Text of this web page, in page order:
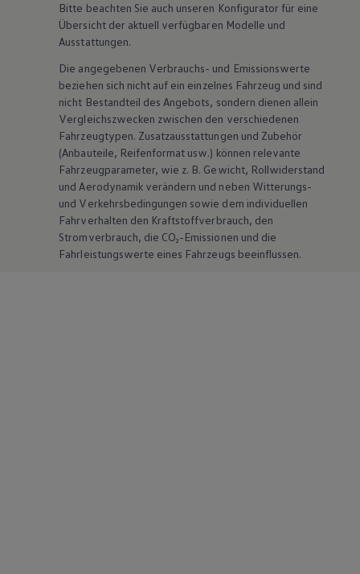
Bitte beachten Sie auch unseren Konfigurator für eine
Übersicht der aktuell verfügbaren Modelle und
Ausstattungen.
Die angegebenen Verbrauchs- und Emissionswerte
beziehen sich nicht auf ein einzelnes Fahrzeug und sind
nicht Bestandteil des Angebots, sondern dienen allein
Vergleichszwecken zwischen den verschiedenen
Fahrzeugtypen. Zusatzausstattungen und Zubehör
(Anbauteile, Reifenformat usw.) können relevante
Fahrzeugparameter, wie z. B. Gewicht, Rollwiderstand
und Aerodynamik verändern und neben Witterungs-
und Verkehrsbedingungen sowie dem individuellen
Fahrverhalten den Kraftstoffverbrauch, den
Stromverbrauch, die CO₂-Emissionen und die
Fahrleistungswerte eines Fahrzeugs beeinflussen.